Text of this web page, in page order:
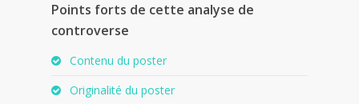
Points forts de cette analyse de
controverse
Contenu du poster
Originalité du poster